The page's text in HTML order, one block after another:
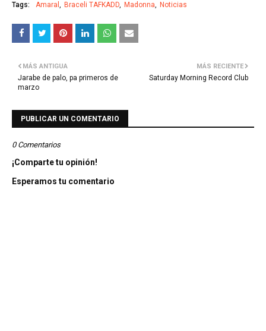
Tags: Amaral Braceli TAFKADD Madonna Noticias
MÁS RECIENTE
Saturday Morning Record Club
MÁS ANTIGUA
Jarabe de palo, pa primeros de
marzo
PUBLICAR UN COMENTARIO
0 Comentarios
¡Comparte tu opinión!
Esperamos tu comentario